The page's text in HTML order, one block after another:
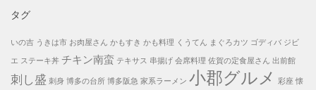
タグ
いの吉 うきは市 お肉屋さん かもすき かも料理 くうてん まぐろカツ ゴディバ ジビ
エ ステーキ丼 チキン南蛮 テキサス 串揚げ 会席料理 佐賀の定食屋さん 出前館
刺し盛 刺身 博多の台所 博多阪急 家系ラーメン 小郡グルメ 彩座 懐